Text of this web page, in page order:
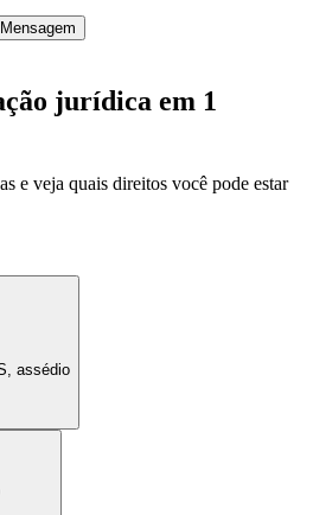
jurídica em 1
e veja quais direitos você pode estar
assédio